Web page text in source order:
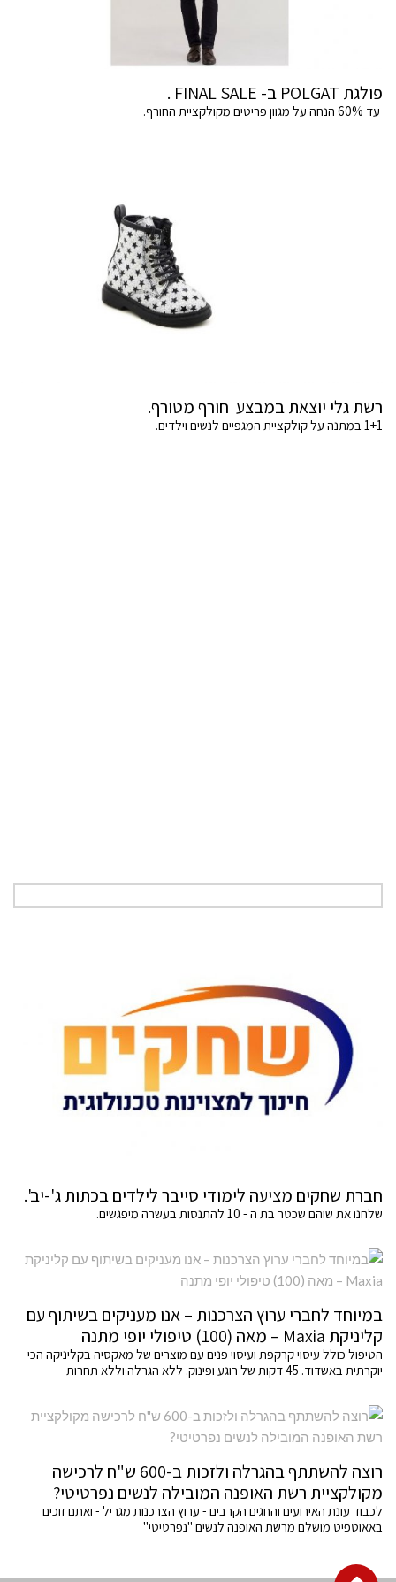
פולגת POLGAT ב- FINAL SALE .
עד 60% הנחה על מגוון פריטים מקולקציית החורף.
רשת גלי יוצאת במבצע חורף מטורף.
1+1 במתנה על קולקציית המגפיים לנשים וילדים.
חברת שחקים מציעה לימודי סייבר לילדים בכתות ג'-יב'.
שלחנו את שוהם שכטר בת ה - 10 להתנסות בעשרה מיפגשים.
במיוחד לחברי ערוץ הצרכנות – אנו מעניקים בשיתוף עם
קליניקת Maxia – מאה (100) טיפולי יופי מתנה
הטיפול כולל עיסוי קרקפת ועיסוי פנים עם מוצרים של מאקסיה בקליניקה הכי
יוקרתית באשדוד. 45 דקות של רוגע ופינוק. ללא הגרלה וללא תחרות
רוצה להשתתף בהגרלה ולזכות ב-600 ש"ח לרכישה
מקולקציית רשת האופנה המובילה לנשים נפרטיטי?
לכבוד עונת האירועים והחגים הקרבים - ערוץ הצרכנות מגריל - ואתם זוכים
באאוטפיט מושלם מרשת האופנה לנשים "נפרטיטי"